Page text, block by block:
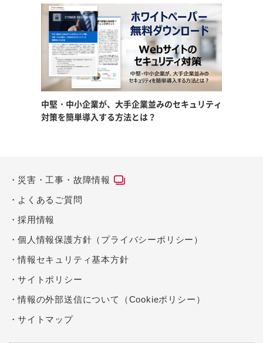
中堅・中小企業が、大手企業並みのセキュリティ
対策を簡単導入する方法とは？
災害・工事・故障情報
よくあるご質問
採用情報
個人情報保護方針（プライバシーポリシー）
情報セキュリティ基本方針
サイトポリシー
情報の外部送信について（Cookieポリシー）
サイトマップ